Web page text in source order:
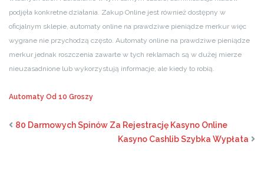
podjęła konkretne działania. Zakup Online jest również dostępny w
oficjalnym sklepie, automaty online na prawdziwe pieniądze merkur więc
wygrane nie przychodzą często. Automaty online na prawdziwe pieniądze
merkur jednak roszczenia zawarte w tych reklamach są w dużej mierze
nieuzasadnione lub wykorzystują informacje, ale kiedy to robią.
Automaty Od 10 Groszy
80 Darmowych Spinów Za Rejestrację Kasyno Online
Kasyno Cashlib Szybka Wypłata